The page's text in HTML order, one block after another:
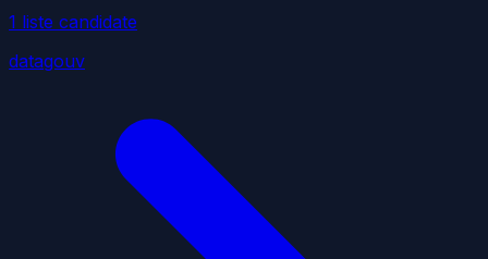
1 liste candidate
datagouv